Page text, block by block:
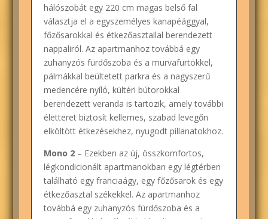
hálószobát egy 220 cm magas belső fal
választja el a egyszemélyes kanapéággyal,
főzősarokkal és étkezőasztallal berendezett
nappaliról. Az apartmanhoz továbbá egy
zuhanyzós fürdőszoba és a murvafürtökkel,
pálmákkal beültetett parkra és a nagyszerű
medencére nyíló, kültéri bútorokkal
berendezett veranda is tartozik, amely további
életteret biztosít kellemes, szabad levegőn
elköltött étkezésekhez, nyugodt pillanatokhoz.
Mono 2 – Ezekben az új, összkomfortos,
légkondicionált apartmanokban egy légtérben
található egy franciaágy, egy főzősarok és egy
étkezőasztal székekkel. Az apartmanhoz
továbbá egy zuhanyzós fürdőszoba és a